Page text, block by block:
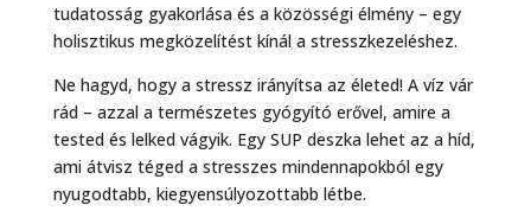
tudatosság gyakorlása és a közösségi élmény – egy
holisztikus megközelítést kínál a stresszkezeléshez.
Ne hagyd, hogy a stressz irányítsa az életed! A víz vár
rád – azzal a természetes gyógyító erővel, amire a
tested és lelked vágyik. Egy SUP deszka lehet az a híd,
ami átvisz téged a stresszes mindennapokból egy
nyugodtabb, kiegyensúlyozottabb létbe.